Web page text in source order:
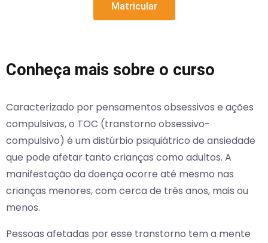
Matricular
Conheça mais sobre o curso
Caracterizado por pensamentos obsessivos e ações
compulsivas, o TOC (transtorno obsessivo-
compulsivo) é um distúrbio psiquiátrico de ansiedade
que pode afetar tanto crianças como adultos. A
manifestação da doença ocorre até mesmo nas
crianças menores, com cerca de três anos, mais ou
menos.
Pessoas afetadas por esse transtorno tem a mente